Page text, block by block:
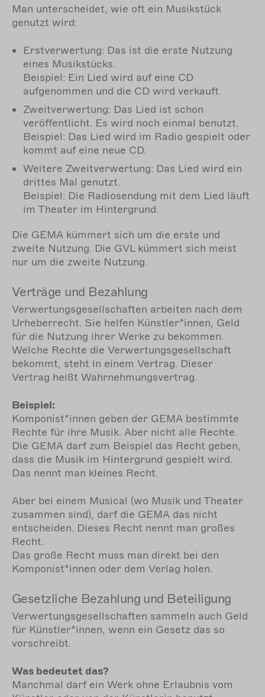
Man unterscheidet, wie oft ein Musikstück
genutzt wird:
Erstverwertung: Das ist die erste Nutzung
eines Musikstücks.
Beispiel: Ein Lied wird auf eine CD
aufgenommen und die CD wird verkauft.
Zweitverwertung: Das Lied ist schon
veröffentlicht. Es wird noch einmal benutzt.
Beispiel: Das Lied wird im Radio gespielt oder
kommt auf eine neue CD.
Weitere Zweitverwertung: Das Lied wird ein
drittes Mal genutzt.
Beispiel: Die Radiosendung mit dem Lied läuft
im Theater im Hintergrund.
Die GEMA kümmert sich um die erste und
zweite Nutzung. Die GVL kümmert sich meist
nur um die zweite Nutzung.
Verträge und Bezahlung
Verwertungsgesellschaften arbeiten nach dem
Urheberrecht. Sie helfen Künstler*innen, Geld
für die Nutzung ihrer Werke zu bekommen.
Welche Rechte die Verwertungsgesellschaft
bekommt, steht in einem Vertrag. Dieser
Vertrag heißt Wahrnehmungsvertrag.
Beispiel:
Komponist*innen geben der GEMA bestimmte
Rechte für ihre Musik. Aber nicht alle Rechte.
Die GEMA darf zum Beispiel das Recht geben,
dass die Musik im Hintergrund gespielt wird.
Das nennt man kleines Recht.
Aber bei einem Musical (wo Musik und Theater
zusammen sind), darf die GEMA das nicht
entscheiden. Dieses Recht nennt man großes
Recht.
Das große Recht muss man direkt bei den
Komponist*innen oder dem Verlag holen.
Gesetzliche Bezahlung und Beteiligung
Verwertungsgesellschaften sammeln auch Geld
für Künstler*innen, wenn ein Gesetz das so
vorschreibt.
Was bedeutet das?
Manchmal darf ein Werk ohne Erlaubnis vom